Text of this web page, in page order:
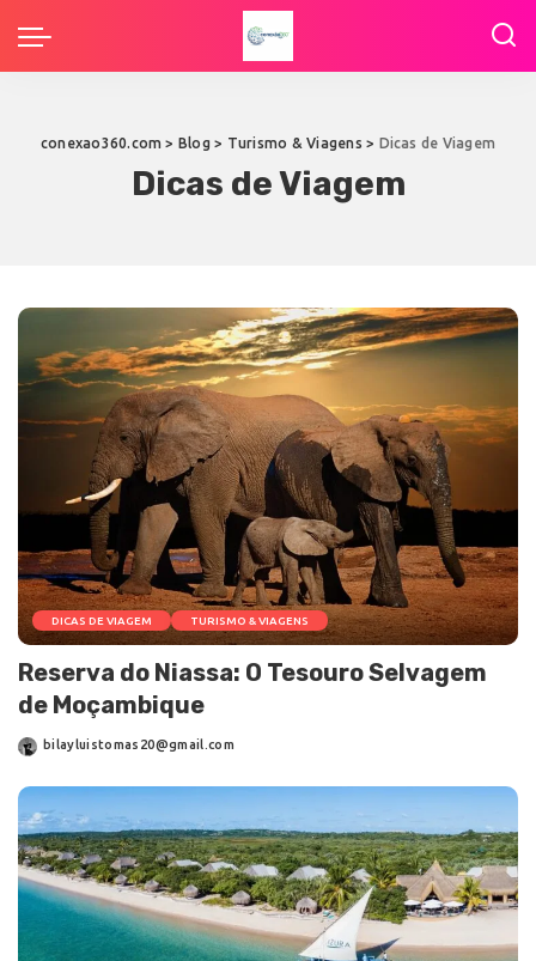
conexao360.com > Blog> Turismo & Viagens > Dicas de Viagem
Dicas de Viagem
DICAS DE VIAGEM TURISMO & VIAGENS
Reserva do Niassa: O Tesouro Selvagem
de Moçambique
bilayluistomas20@gmail.com